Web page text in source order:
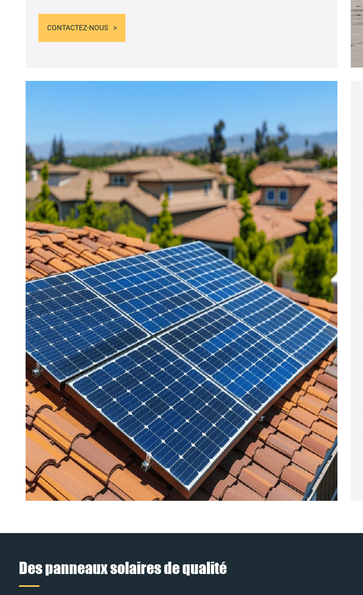
CONTACTEZ-NOUS
Des panneaux solaires de qualité